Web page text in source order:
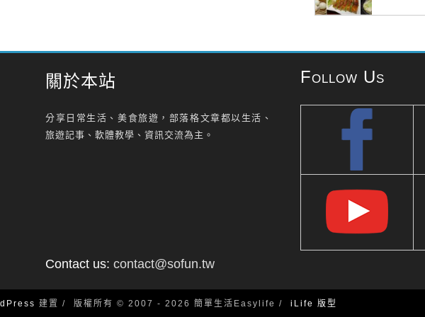
關於本站
分享日常生活、美食旅遊，部落格文章都以生活、
旅遊記事、軟體教學、資訊交流為主。
Contact us: contact@sofun.tw
Follow Us
建置 版權所有 © 2007 - 2026 簡單生活Easylife iLife 版型